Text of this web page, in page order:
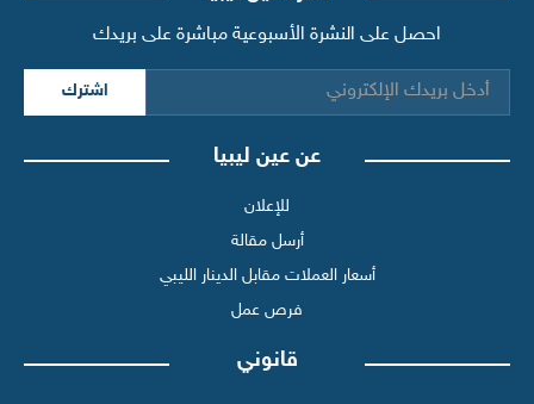
احصل على النشرة الأسبوعية مباشرة على بريدك
اشترك
عن عين ليبيا
للإعلان
أرسل مقالة
أسعار العملات مقابل الدينار الليبي
فرص عمل
قانوني